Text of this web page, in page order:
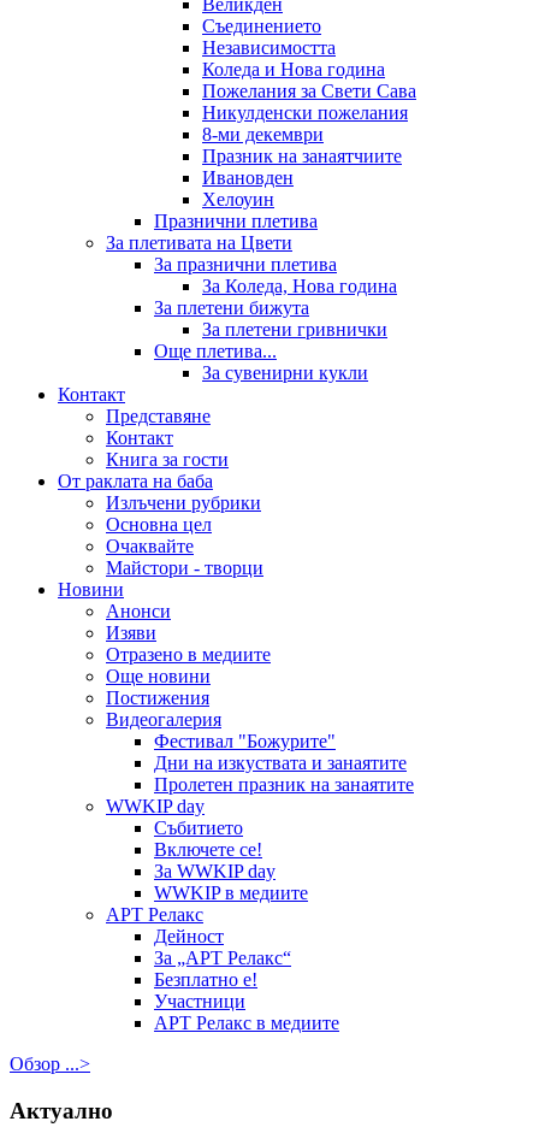
Съединението
Независимостта
Коледа и Нова година
Пожелания за Свети Сава
Никулденски пожелания
8-ми декември
Празник на занаятчиите
Ивановден
Хелоуин
Празнични плетива
За плетивата на Цвети
За празнични плетива
За Коледа, Нова година
За плетени бижута
За плетени гривнички
Още плетива...
За сувенирни кукли
Контакт
Представяне
Контакт
Книга за гости
От раклата на баба
Излъчени рубрики
Основна цел
Очаквайте
Майстори - творци
Новини
Анонси
Изяви
Отразено в медиите
Още новини
Постижения
Видеогалерия
Фестивал "Божурите"
Дни на изкуствата и занаятите
Пролетен празник на занаятите
WWKIP day
Събитието
Включете се!
За WWKIP day
WWKIP в медиите
АРТ Релакс
Дейност
За „АРТ Релакс“
Безплатно е!
Участници
АРТ Релакс в медиите
Обзор ...>
Актуално